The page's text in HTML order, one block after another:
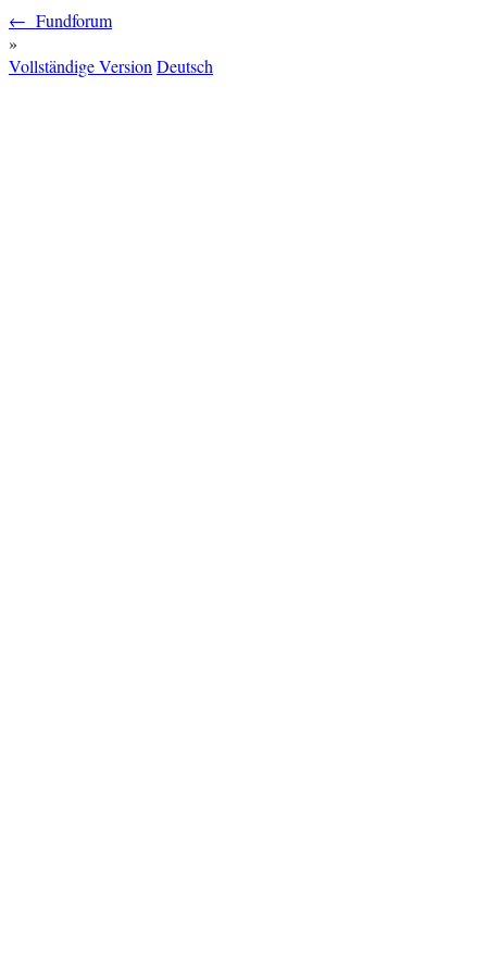
← Fundforum
»
Vollständige Version Deutsch